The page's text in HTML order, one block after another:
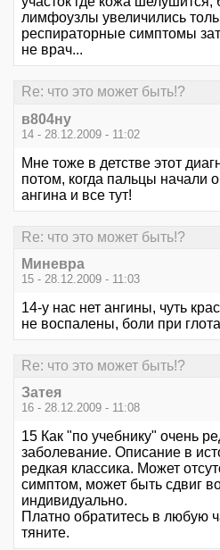
лимфоузлы увеличились
респираторные симптомы
не врач...
Re: что это может быть!?
в804ну
14 - 28.12.2009 - 11:02
Мне тоже в детстве этот
потом, когда пальцы начали
ангина и все тут!
Re: что это может быть!?
Миневра
15 - 28.12.2009 - 11:03
14-у нас нет ангины, чуть
не воспалены, боли при
Re: что это может быть!?
Затея
16 - 28.12.2009 - 11:08
15 Как "по учебнику" очень
заболевание. Описание в
редкая классика. Может
симптом, может быть сдвиг
индивидуально.
Платно обратитесь в любую
тяните.